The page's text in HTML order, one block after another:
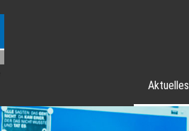
Aktuelles